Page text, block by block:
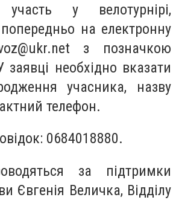
у велотурнірі,
на електронну
з позначкою
необхідно вказати
учасника, назву
телефон.
0684018880.
за підтримки
Євгенія Величка, Відділу